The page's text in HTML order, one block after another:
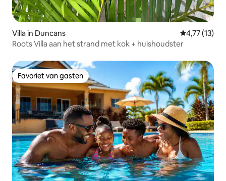
Villa in Duncans Gemiddelde
4,77 (13)
Roots Villa aan het strand met kok + huishoudster
Favoriet van gasten
Favoriet van gasten